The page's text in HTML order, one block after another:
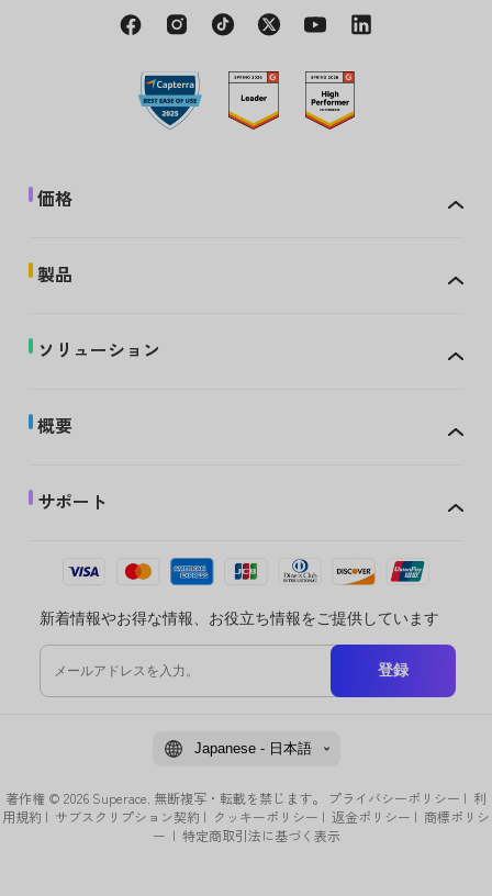
価格
製品
ソリューション
概要
サポート
新着情報やお得な情報、お役立ち情報をご提供しています
登録
Japanese - 日本語
著作権 © 2026 Superace. 無断複写・転載を禁じます。 プライバシーポリシー | 利
用規約 | サブスクリプション契約 | クッキーポリシー | 返金ポリシー | 商標ポリシ
ー | 特定商取引法に基づく表示